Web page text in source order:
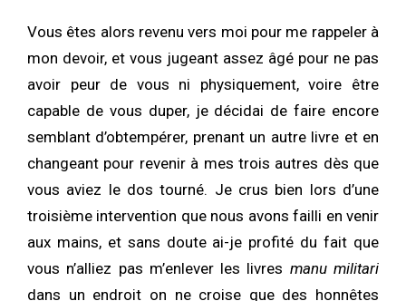
Vous êtes alors revenu vers moi pour me rappeler à
mon devoir, et vous jugeant assez âgé pour ne pas
avoir peur de vous ni physiquement, voire être
capable de vous duper, je décidai de faire encore
semblant d’obtempérer, prenant un autre livre et en
changeant pour revenir à mes trois autres dès que
vous aviez le dos tourné. Je crus bien lors d’une
troisième intervention que nous avons failli en venir
aux mains, et sans doute ai-je profité du fait que
vous n’alliez pas m’enlever les livres manu militari
dans un endroit on ne croise que des honnêtes